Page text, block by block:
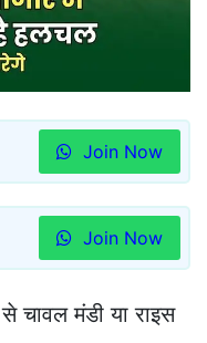
Join Now
Join Now
चावल मंडी या राइस